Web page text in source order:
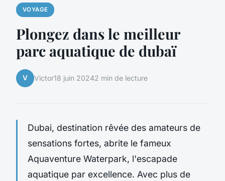
VOYAGE
Plongez dans le meilleur
parc aquatique de dubaï
V Victor18 juin 20242 min de lecture
Dubai, destination rêvée des amateurs de
sensations fortes, abrite le fameux
Aquaventure Waterpark, l'escapade
aquatique par excellence. Avec plus de